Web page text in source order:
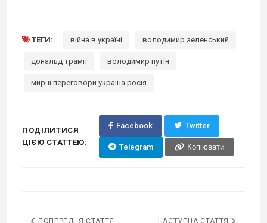
ТЕГИ: війна в україні володимир зеленський
дональд трамп володимир путін
мирні переговори україна росія
ПОДІЛИТИСЯ
ЦІЄЮ СТАТТЕЮ:
Facebook Twitter
Telegram Копіювати
ПОПЕРЕДНЯ СТАТТЯ НАСТУПНА СТАТТЯ